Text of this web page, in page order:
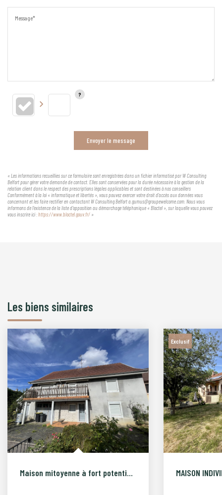
Message*
Envoyer le message
« Les informations recueillies sur ce formulaire sont enregistrées dans un fichier informatisé par W Consulting
Belfort pour gérer votre demande de contact. Elles sont conservées pour la durée nécessaire à la gestion de la
relation client dans le respect des prescriptions légales applicables et sont destinées à nos conseillers
Conformément à la loi « informatique et libertés », vous pouvez exercer votre droit d'accès aux données vous
concernant et les faire rectifier en contactant W Consulting Belfort a.gumus@groupewelcome.com. Nous vous
informons de l'existence de la liste d'opposition au démarchage téléphonique « Bloctel », sur laquelle vous pouvez
vous inscrire ici :https://www.bloctel.gouv.fr/ »
Les biens similaires
Maison mitoyenne à fort potentiel à Bart
Exclusif